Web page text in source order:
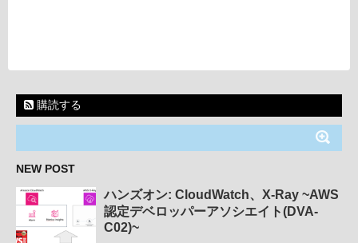
購読する
NEW POST
ハンズオン: CloudWatch、X-Ray ~AWS
認定デベロッパーアソシエイト(DVA-
C02)~